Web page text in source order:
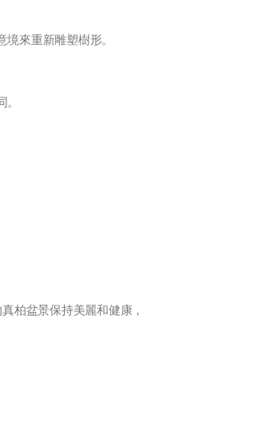
來重新雕塑樹形。
柏盆景保持美麗和健康，